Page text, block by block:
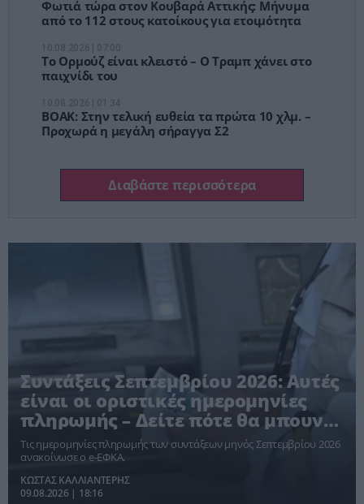
Φωτιά τώρα στον Κουβαρά Αττικής: Μήνυμα
από το 112 στους κατοίκους για ετοιμότητα
Το Ορμούζ είναι κλειστό – Ο Τραμπ χάνει στο
παιχνίδι του
ΒΟΑΚ: Στην τελική ευθεία τα πρώτα 10 χλμ. –
Προχωρά η μεγάλη σήραγγα Σ2
Διαβάστε περισσότερα
Συντάξεις Σεπτεμβρίου 2026: Αυτές
είναι οι οριστικές ημερομηνίες
πληρωμής – Δείτε πότε θα μπουν
τα χρήματα
Τις ημερομηνίες πληρωμής των συντάξεων μηνός Σεπτεμβρίου 2026
ανακοίνωσε ο e-ΕΦΚΑ.
ΚΩΣΤΑΣ ΚΑΛΛΙΑΝΤΕΡΗΣ
09.08.2026 | 18:16